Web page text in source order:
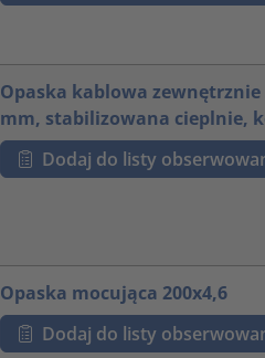
Opaska kablowa
mm, stabilizowana cieplnie,
Dodaj do listy
Opaska mocująca 200x4,6
Dodaj do listy